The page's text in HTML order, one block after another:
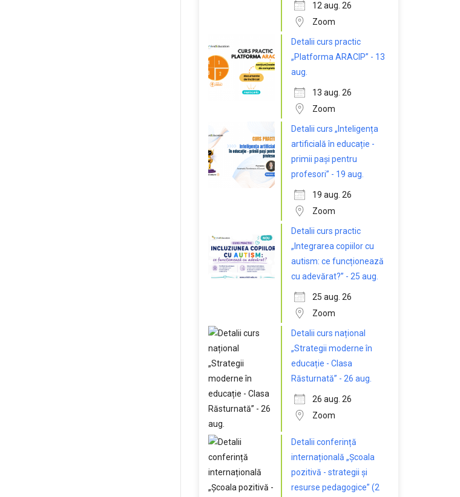
12 aug. 26
Zoom
Detalii curs practic
„Platforma ARACIP” - 13
aug.
13 aug. 26
Zoom
Detalii curs „Inteligența
artificială în educație -
primii pași pentru
profesori” - 19 aug.
19 aug. 26
Zoom
Detalii curs practic
„Integrarea copiilor cu
autism: ce funcționează
cu adevărat?” - 25 aug.
25 aug. 26
Zoom
Detalii curs național
„Strategii moderne în
educație - Clasa
Răsturnată” - 26 aug.
26 aug. 26
Zoom
Detalii conferință
internațională „Școala
pozitivă - strategii și
resurse pedagogice” (2